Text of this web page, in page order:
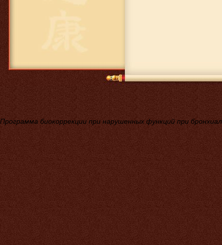
Детский кальций Тяньши
под заказ
Расческа Тяньши
(массажер
электростимулятор)
Программа биокоррекции при нарушенных функций при